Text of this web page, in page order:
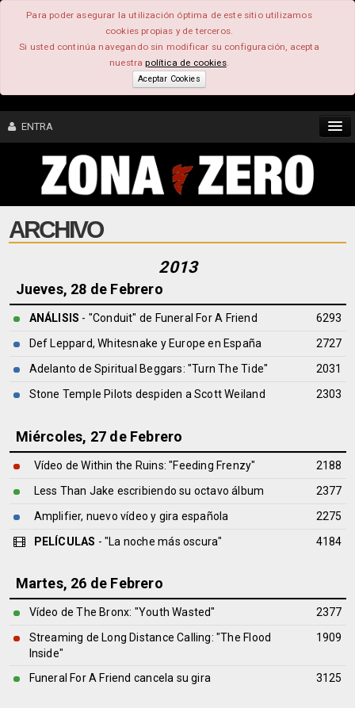
Para poder asegurar la utilización óptima de este sitio utilizamos
cookies propias y de terceros.
Si usted continúa navegando sin modificar su configuración, acepta
nuestrapolítica de cookies.
Aceptar Cookies
ENTRA
CONTENIDO
COMUNIDAD
FOROS
ARCHIVO
2013
Jueves, 28 de Febrero
ANÁLISIS - "Conduit" de Funeral For A Friend
6293
Def Leppard, Whitesnake y Europe en España
2727
Adelanto de Spiritual Beggars: "Turn The Tide"
2031
Stone Temple Pilots despiden a Scott Weiland
2303
Miércoles, 27 de Febrero
Vídeo de Within the Ruins: "Feeding Frenzy"
2188
Less Than Jake escribiendo su octavo álbum
2377
Amplifier, nuevo vídeo y gira española
2275
PELÍCULAS - "La noche más oscura" 4184
Martes, 26 de Febrero
Vídeo de The Bronx: "Youth Wasted"
2377
Streaming de Long Distance Calling: "The Flood
Inside"
1909
Funeral For A Friend cancela su gira 3125